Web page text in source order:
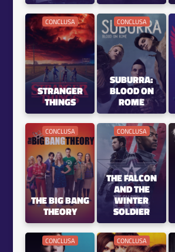
CONCLUSA
STRANGER
THINGS
CONCLUSA
SUBURRA:
BLOOD ON
ROME
CONCLUSA
THE BIG BANG
THEORY
CONCLUSA
THE FALCON
AND THE
WINTER
SOLDIER
CONCLUSA CONCLUSA